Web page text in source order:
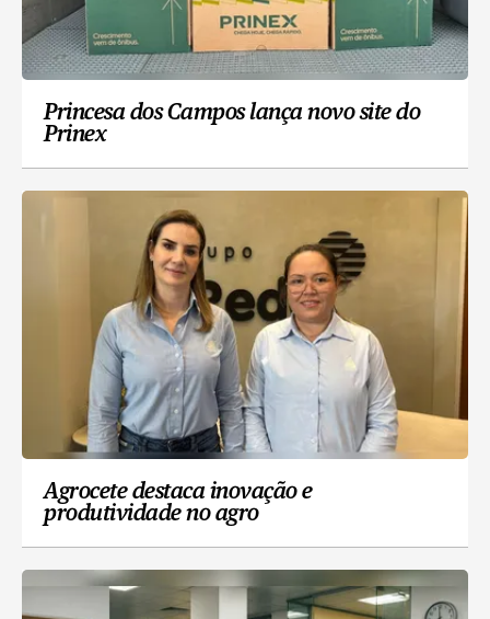
Princesa dos Campos lança novo site do
Prinex
Agrocete destaca inovação e
produtividade no agro